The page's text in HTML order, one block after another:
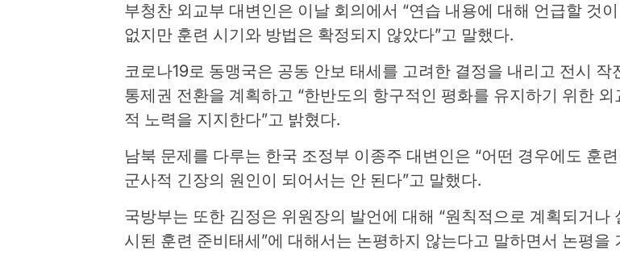
부청찬 외교부 대변인은 이날 회의에서 “연습 내용에 대해 언급할 것이
없지만 훈련 시기와 방법은 확정되지 않았다”고 말했다.
코로나19로 동맹국은 공동 안보 태세를 고려한 결정을 내리고 전시 작
통제권 전환을 계획하고 “한반도의 항구적인 평화를 유지하기 위한 외
적 노력을 지지한다”고 밝혔다.
남북 문제를 다루는 한국 조정부 이종주 대변인은 “어떤 경우에도 훈련
군사적 긴장의 원인이 되어서는 안 된다”고 말했다.
국방부는 또한 김정은 위원장의 발언에 대해 “원칙적으로 계획되거나
시된 훈련 준비태세”에 대해서는 논평하지 않는다고 말하면서 논평을